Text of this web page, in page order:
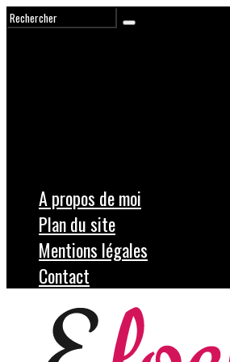
A propos de moi
Plan du site
Mentions légales
Contact